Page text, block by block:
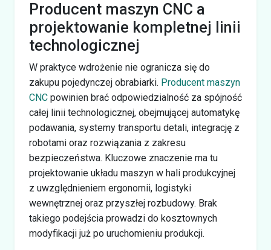
Producent maszyn CNC a
projektowanie kompletnej linii
technologicznej
W praktyce wdrożenie nie ogranicza się do
zakupu pojedynczej obrabiarki. Producent maszyn
CNC powinien brać odpowiedzialność za spójność
całej linii technologicznej, obejmującej automatykę
podawania, systemy transportu detali, integrację z
robotami oraz rozwiązania z zakresu
bezpieczeństwa. Kluczowe znaczenie ma tu
projektowanie układu maszyn w hali produkcyjnej
z uwzględnieniem ergonomii, logistyki
wewnętrznej oraz przyszłej rozbudowy. Brak
takiego podejścia prowadzi do kosztownych
modyfikacji już po uruchomieniu produkcji.